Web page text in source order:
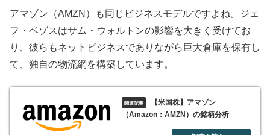
アマゾン（AMZN）も同じビジネスモデルですよね。ジェ
フ・ベゾスはサム・ウォルトンの影響を大きく受けてお
り、彼らもネットビジネスでありながら巨大倉庫を保有し
て、独自の物流網を構築しています。
【米国株】アマゾン
（Amazon：AMZN）の銘柄分析